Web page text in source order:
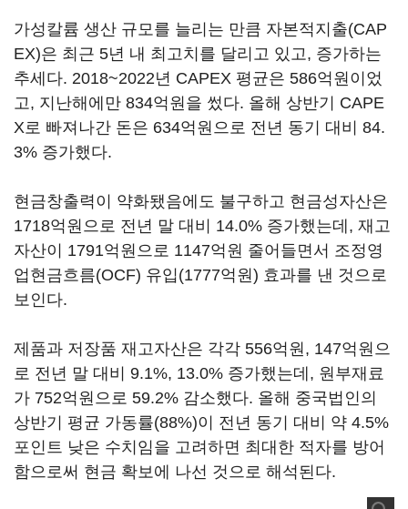
가성칼륨 생산 규모를 늘리는 만큼 자본적지출(CAP
EX)은 최근 5년 내 최고치를 달리고 있고, 증가하는
추세다. 2018~2022년 CAPEX 평균은 586억원이었
고, 지난해에만 834억원을 썼다. 올해 상반기 CAPE
X로 빠져나간 돈은 634억원으로 전년 동기 대비 84.
3% 증가했다.
현금창출력이 약화됐음에도 불구하고 현금성자산은
1718억원으로 전년 말 대비 14.0% 증가했는데, 재고
자산이 1791억원으로 1147억원 줄어들면서 조정영
업현금흐름(OCF) 유입(1777억원) 효과를 낸 것으로
보인다.
제품과 저장품 재고자산은 각각 556억원, 147억원으
로 전년 말 대비 9.1%, 13.0% 증가했는데, 원부재료
가 752억원으로 59.2% 감소했다. 올해 중국법인의
상반기 평균 가동률(88%)이 전년 동기 대비 약 4.5%
포인트 낮은 수치임을 고려하면 최대한 적자를 방어
함으로써 현금 확보에 나선 것으로 해석된다.